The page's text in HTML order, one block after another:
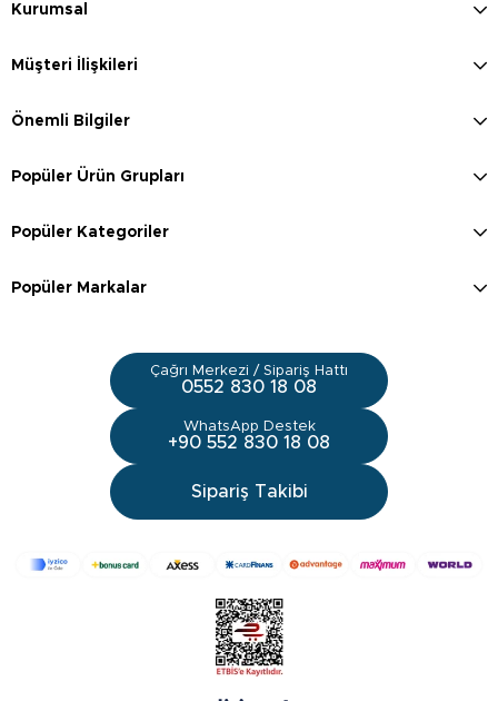
Kurumsal
Müşteri İlişkileri
Önemli Bilgiler
Popüler Ürün Grupları
Popüler Kategoriler
Popüler Markalar
Çağrı Merkezi / Sipariş Hattı
0552 830 18 08
WhatsApp Destek
+90 552 830 18 08
Sipariş Takibi